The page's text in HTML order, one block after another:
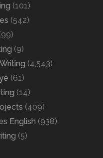
(101)
(542)
(9)
(4,543)
(61)
(14)
(409)
English (938)
(5)